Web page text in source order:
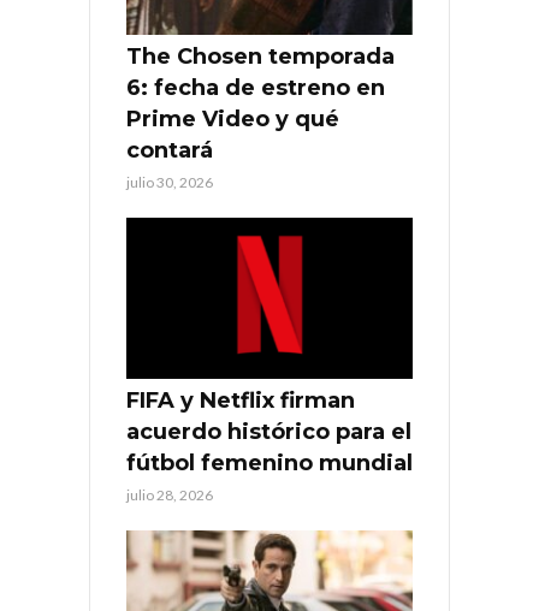
The Chosen temporada
6: fecha de estreno en
Prime Video y qué
contará
julio 30, 2026
FIFA y Netflix firman
acuerdo histórico para el
fútbol femenino mundial
julio 28, 2026